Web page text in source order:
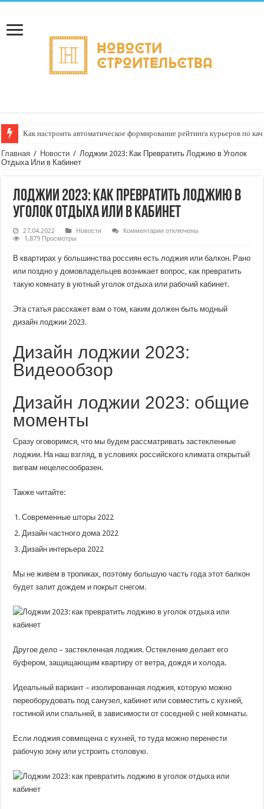
Как настроить автоматическое формирование рейтинга курьеров по
Главная / Новости / Лоджии 2023: Как Превратить Лоджию в Уголок
Отдыха Или в Кабинет
Лоджии 2023: Как Превратить Лоджию в
Уголок Отдыха Или в Кабинет
27.04.2022 Новости Комментариик
Как
Превратить
Лоджию
в
Или
отключены
1,879 Просмотры
В квартирах у большинства россиян есть лоджия или балкон. Рано
или поздно у домовладельцев возникает вопрос, как превратить
такую ​​комнату в уютный уголок отдыха или рабочий кабинет.
Эта статья расскажет вам о том, каким должен быть модный
дизайн лоджии 2023.
Дизайн лоджии 2023:
Видеообзор
Дизайн лоджии 2023: общие
моменты
Сразу оговоримся, что мы будем рассматривать застекленные
лоджии. На наш взгляд, в условиях российского климата открытый
вигвам нецелесообразен.
Также читайте:
Современные шторы 2022
Дизайн частного дома 2022
Дизайн интерьера 2022
Мы не живем в тропиках, поэтому большую часть года этот балкон
будет залит дождем и покрыт снегом.
Другое дело – застекленная лоджия. Остекление делает его
буфером, защищающим квартиру от ветра, дождя и холода.
Идеальный вариант – изолированная лоджия, которую можно
переоборудовать под санузел, кабинет или совместить с кухней,
гостиной или спальней, в зависимости от соседней с ней комнаты.
Если лоджия совмещена с кухней, то туда можно перенести
рабочую зону или устроить столовую.